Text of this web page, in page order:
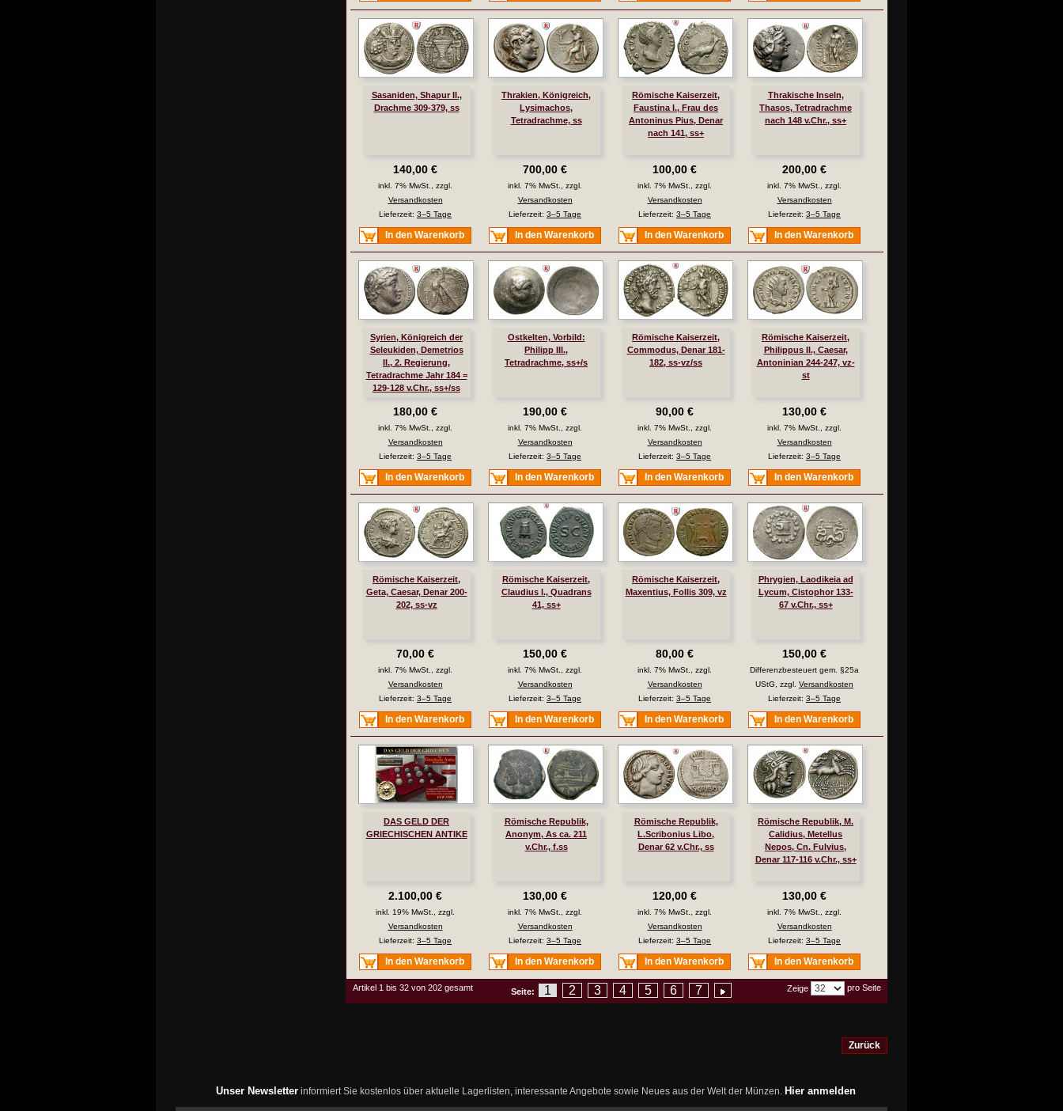
Sasaniden, Shapur II.,
Drachme 309-379, ss
140,00 €
inkl. 7% MwSt., zzgl.
Versandkosten
Lieferzeit: 3–5 Tage
In den Warenkorb
Thrakien, Königreich,
Lysimachos,
Tetradrachme, ss
700,00 €
inkl. 7% MwSt., zzgl.
Versandkosten
Lieferzeit: 3–5 Tage
In den Warenkorb
Römische Kaiserzeit,
Faustina I., Frau des
Antoninus Pius, Denar
nach 141, ss+
100,00 €
inkl. 7% MwSt., zzgl.
Versandkosten
Lieferzeit: 3–5 Tage
In den Warenkorb
Thrakische Inseln,
Thasos, Tetradrachme
nach 148 v.Chr., ss+
200,00 €
inkl. 7% MwSt., zzgl.
Versandkosten
Lieferzeit: 3–5 Tage
In den Warenkorb
Syrien, Königreich der
Seleukiden, Demetrios
II., 2. Regierung,
Tetradrachme Jahr 184 =
129-128 v.Chr., ss+/ss
180,00 €
inkl. 7% MwSt., zzgl.
Versandkosten
Lieferzeit: 3–5 Tage
In den Warenkorb
Ostkelten, Vorbild:
Philipp III.,
Tetradrachme, ss+/s
190,00 €
inkl. 7% MwSt., zzgl.
Versandkosten
Lieferzeit: 3–5 Tage
In den Warenkorb
Römische Kaiserzeit,
Commodus, Denar 181-
182, ss-vz/ss
90,00 €
inkl. 7% MwSt., zzgl.
Versandkosten
Lieferzeit: 3–5 Tage
In den Warenkorb
Römische Kaiserzeit,
Philippus II., Caesar,
Antoninian 244-247, vz-
st
130,00 €
inkl. 7% MwSt., zzgl.
Versandkosten
Lieferzeit: 3–5 Tage
In den Warenkorb
Römische Kaiserzeit,
Geta, Caesar, Denar 200-
202, ss-vz
70,00 €
inkl. 7% MwSt., zzgl.
Versandkosten
Lieferzeit: 3–5 Tage
In den Warenkorb
Römische Kaiserzeit,
Claudius I., Quadrans
41, ss+
150,00 €
inkl. 7% MwSt., zzgl.
Versandkosten
Lieferzeit: 3–5 Tage
In den Warenkorb
Römische Kaiserzeit,
Maxentius, Follis 309, vz
80,00 €
inkl. 7% MwSt., zzgl.
Versandkosten
Lieferzeit: 3–5 Tage
In den Warenkorb
Phrygien, Laodikeia ad
Lycum, Cistophor 133-
67 v.Chr., ss+
150,00 €
Differenzbesteuert gem. §25a
UStG, zzgl. Versandkosten
Lieferzeit: 3–5 Tage
In den Warenkorb
DAS GELD DER
GRIECHISCHEN ANTIKE
2.100,00 €
inkl. 19% MwSt., zzgl.
Versandkosten
Lieferzeit: 3–5 Tage
In den Warenkorb
Römische Republik,
Anonym, As ca. 211
v.Chr., f.ss
130,00 €
inkl. 7% MwSt., zzgl.
Versandkosten
Lieferzeit: 3–5 Tage
In den Warenkorb
Römische Republik,
L.Scribonius Libo,
Denar 62 v.Chr., ss
120,00 €
inkl. 7% MwSt., zzgl.
Versandkosten
Lieferzeit: 3–5 Tage
In den Warenkorb
Römische Republik, M.
Calidius, Metellus
Nepos, Cn. Fulvius,
Denar 117-116 v.Chr., ss+
130,00 €
inkl. 7% MwSt., zzgl.
Versandkosten
Lieferzeit: 3–5 Tage
In den Warenkorb
Artikel 1 bis 32 von 202 gesamt Zeige pro Seite
Seite: 1 2 3 4 5 6 7
Zurück
Unser Newsletterinformiert Sie kostenlos über aktuelle Lagerlisten, interessante Angebote sowie Neues aus der Welt der Münzen. Hier anmelden